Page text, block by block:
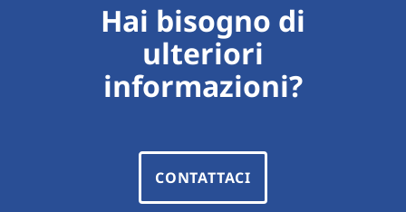
Hai bisogno di
ulteriori
informazioni?
CONTATTACI